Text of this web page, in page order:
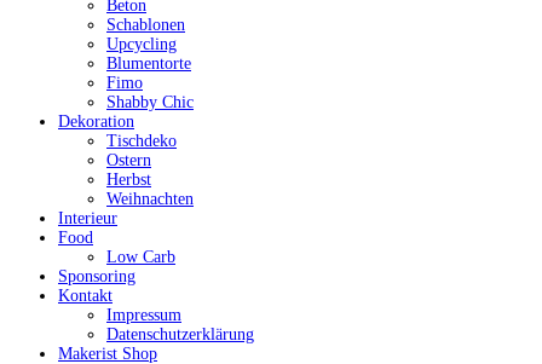
Beton
Schablonen
Upcycling
Blumentorte
Fimo
Shabby Chic
Dekoration
Tischdeko
Ostern
Herbst
Weihnachten
Interieur
Food
Low Carb
Sponsoring
Kontakt
Impressum
Datenschutzerklärung
Makerist Shop